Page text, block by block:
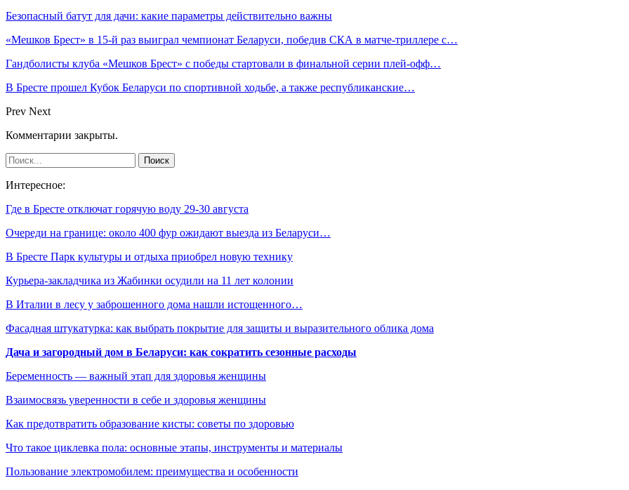
Безопасный батут для дачи: какие параметры действительно важны
«Мешков Брест» в 15-й раз выиграл чемпионат Беларуси, победив СКА в матче-триллере с…
Гандболисты клуба «Мешков Брест» с победы стартовали в финальной серии плей-офф…
В Бресте прошел Кубок Беларуси по спортивной ходьбе, а также республиканские…
Prev Next
Комментарии закрыты.
Интересное:
Где в Бресте отключат горячую воду 29-30 августа
Очереди на границе: около 400 фур ожидают выезда из Беларуси…
В Бресте Парк культуры и отдыха приобрел новую технику
Курьера-закладчика из Жабинки осудили на 11 лет колонии
В Италии в лесу у заброшенного дома нашли истощенного…
Фасадная штукатурка: как выбрать покрытие для защиты и выразительного облика дома
Дача и загородный дом в Беларуси: как сократить сезонные расходы
Беременность — важный этап для здоровья женщины
Взаимосвязь уверенности в себе и здоровья женщины
Как предотвратить образование кисты: советы по здоровью
Что такое циклевка пола: основные этапы, инструменты и материалы
Пользование электромобилем: преимущества и особенности